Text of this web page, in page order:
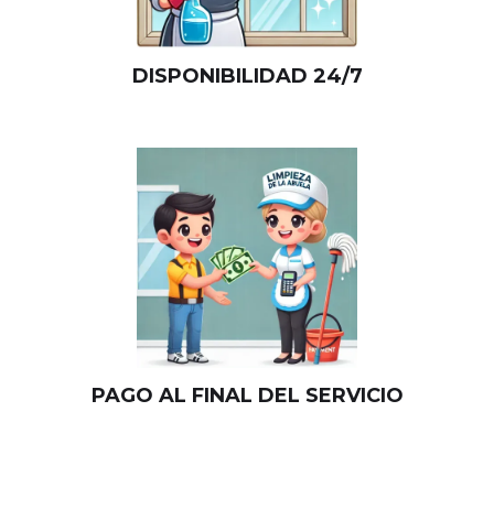
DISPONIBILIDAD 24/7
PAGO AL FINAL DEL SERVICIO